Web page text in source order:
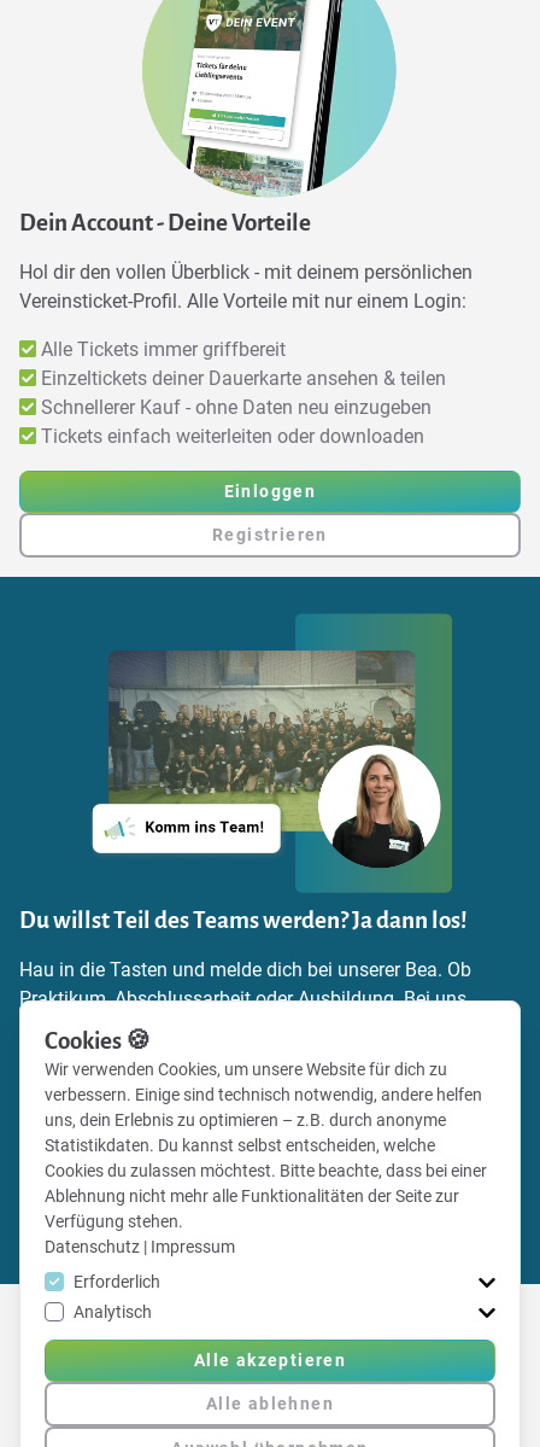
Dein Account - Deine Vorteile
Hol dir den vollen Überblick - mit deinem persönlichen
Vereinsticket-Profil. Alle Vorteile mit nur einem Login:
Alle Tickets immer griffbereit
Einzeltickets deiner Dauerkarte ansehen & teilen
Schnellerer Kauf - ohne Daten neu einzugeben
Tickets einfach weiterleiten oder downloaden
Einloggen
Registrieren
Du willst Teil des Teams werden? Ja dann los!
Hau in die Tasten und melde dich bei unserer Bea. Ob
Praktikum, Abschlussarbeit oder Ausbildung. Bei uns
findest du die Möglichkeit, dich einzubringen,
Verantwortung zu übernehmen und echte Praxiserfahrung
zu sammeln. Schick uns einfach deine
Bewerbungsunterlagen und zeig uns, warum du zu uns
passt.
Zu den Stellenangeboten
b.lauck@total-fansports.com
Cookies 🍪
Wir verwenden Cookies, um unsere Website für dich zu
verbessern. Einige sind technisch notwendig, andere helfen
uns, dein Erlebnis zu optimieren – z.B. durch anonyme
Statistikdaten. Du kannst selbst entscheiden, welche
Cookies du zulassen möchtest. Bitte beachte, dass bei einer
Ablehnung nicht mehr alle Funktionalitäten der Seite zur
Verfügung stehen.
Datenschutz | Impressum
Erforderlich
Analytisch
Alle akzeptieren
Alle ablehnen
Erfahre hier mehr über Vereinsticket